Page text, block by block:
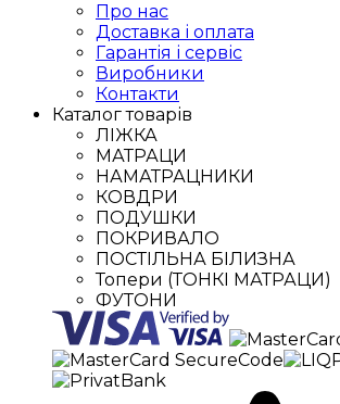
Про нас
Доставка і оплата
Гарантія і сервіс
Виробники
Контакти
Каталог товарів
ЛІЖКА
МАТРАЦИ
НАМАТРАЦНИКИ
КОВДРИ
ПОДУШКИ
ПОКРИВАЛО
ПОСТІЛЬНА БІЛИЗНА
Топери (ТОНКІ МАТРАЦИ)
ФУТОНИ